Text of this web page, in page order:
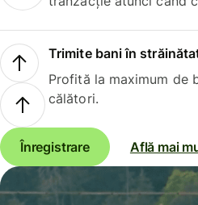
Trimite bani în
Profită la maximum de
călători.
Înregistrare Află mai